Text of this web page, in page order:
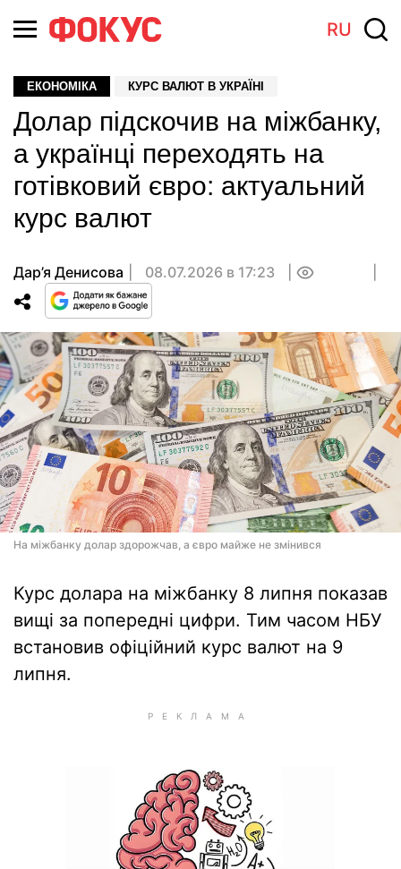
RU
ЕКОНОМІКА КУРС ВАЛЮТ В УКРАЇНІ
Долар підскочив на міжбанку,
а українці переходять на
готівковий євро: актуальний
курс валют
Дар’я Денисова 08.07.2026 в 17:23
На міжбанку долар здорожчав, а євро майже не змінився
Курс долара на міжбанку 8 липня показав
вищі за попередні цифри. Тим часом НБУ
встановив офіційний курс валют на 9
липня.